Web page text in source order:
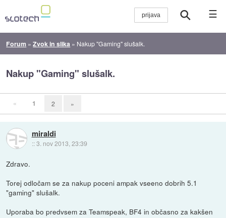
☰
Forum »Zvok in slika » Nakup "Gaming" slušalk.
Nakup "Gaming" slušalk.
« 1 2 »
miraldi
::3. nov 2013, 23:39
Zdravo.
Torej odločam se za nakup poceni ampak vseeno dobrih 5.1
"gaming" slušalk.
Uporaba bo predvsem za Teamspeak, BF4 in občasno za kakšen